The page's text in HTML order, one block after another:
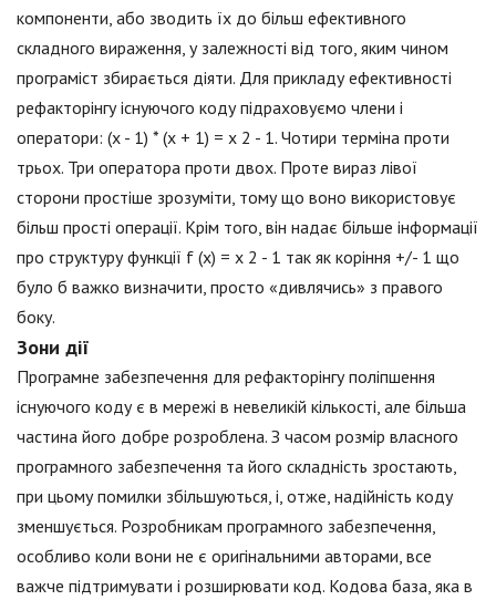
компоненти, або зводить їх до більш ефективного
складного вираження, у залежності від того, яким чином
програміст збирається діяти. Для прикладу ефективності
рефакторінгу існуючого коду підраховуємо члени і
оператори: (x - 1) * (x + 1) = x 2 - 1. Чотири терміна проти
трьох. Три оператора проти двох. Проте вираз лівої
сторони простіше зрозуміти, тому що воно використовує
більш прості операції. Крім того, він надає більше інформації
про структуру функції f (x) = x 2 - 1 так як коріння +/- 1 що
було б важко визначити, просто «дивлячись» з правого
боку.
Зони дії
Програмне забезпечення для рефакторінгу поліпшення
існуючого коду є в мережі в невеликій кількості, але більша
частина його добре розроблена. З часом розмір власного
програмного забезпечення та його складність зростають,
при цьому помилки збільшуються, і, отже, надійність коду
зменшується. Розробникам програмного забезпечення,
особливо коли вони не є оригінальними авторами, все
важче підтримувати і розширювати код. Кодова база, яка в